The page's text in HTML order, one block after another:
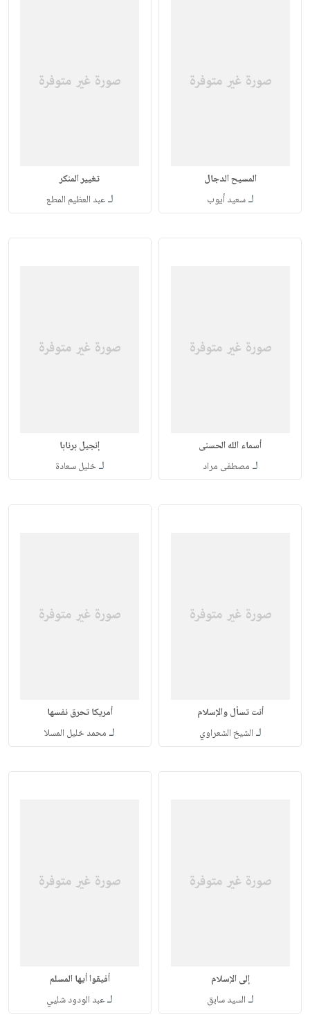
المسيح الدجال
لـسعيد أيوب
تغيير المنكر
لـعبد العظيم المطع
أسماء الله الحسنى
لـ مصطفى مراد
إنجيل برنابا
لـخليل سعادة
أنت تسأل والإسلام
لـ الشيخ الشعراوي
أمريكا تحرق نفسها
لـ محمد خليل المسلا
إلى الإسلام
لـ السيد سابق
أفيقوا أيها المسلم
لـعبد الودود شليي